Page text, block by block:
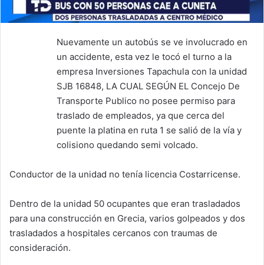
Nuevamente un autobús se ve involucrado en
un accidente, esta vez le tocó el turno a la
empresa Inversiones Tapachula con la unidad
SJB 16848, LA CUAL SEGÚN EL Concejo De
Transporte Publico no posee permiso para
traslado de empleados, ya que cerca del
puente la platina en ruta 1 se salió de la vía y
colisiono quedando semi volcado.
Conductor de la unidad no tenía licencia Costarricense.
Dentro de la unidad 50 ocupantes que eran trasladados
para una construcción en Grecia, varios golpeados y dos
trasladados a hospitales cercanos con traumas de
consideración.